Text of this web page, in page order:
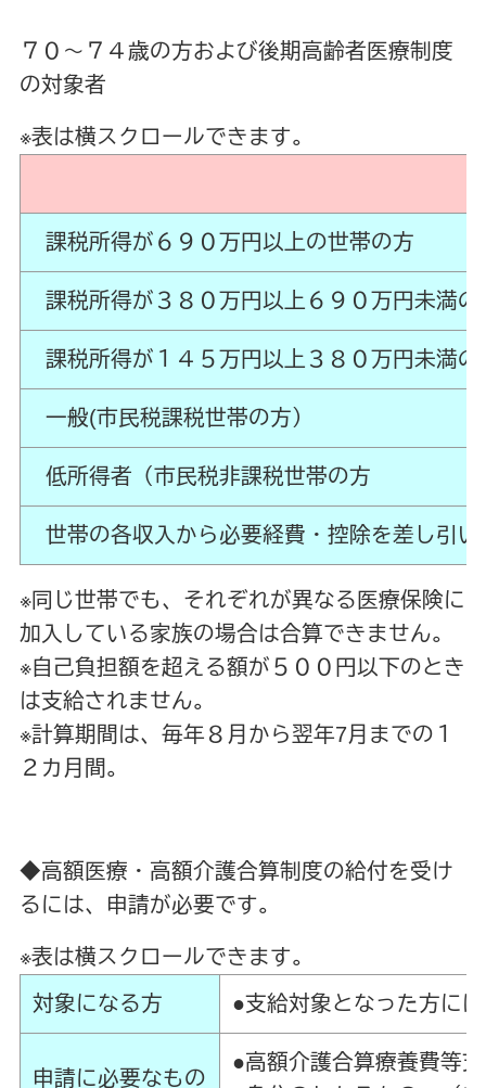
７０～７４歳の方および後期高齢者医療制度
の対象者
※表は横スクロールできます。
課税所得が６９０万円以上の世帯の方
課税所得が３８０万円以上６９０万円未満の
課税所得が１４５万円以上３８０万円未満の
一般(市民税課税世帯の方）
低所得者（市民税非課税世帯の方
世帯の各収入から必要経費・控除を差し引
※同じ世帯でも、それぞれが異なる医療保険に
加入している家族の場合は合算できません。
※自己負担額を超える額が５００円以下のとき
は支給されません。
※計算期間は、毎年８月から翌年7月までの１
２カ月間。
◆高額医療・高額介護合算制度の給付を受け
るには、申請が必要です。
※表は横スクロールできます。
対象になる方
●支給対象となった方に
申請に必要なもの
●高額介護合算療養費等